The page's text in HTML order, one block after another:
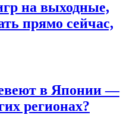
на выходные,
прямо сейчас,
в Японии —
регионах?